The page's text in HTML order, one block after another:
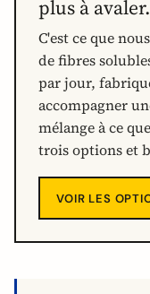
plus à avaler.
C'est ce que
de fibres
par jour,
accompagner
mélange à ce
trois options et
VOIR LES